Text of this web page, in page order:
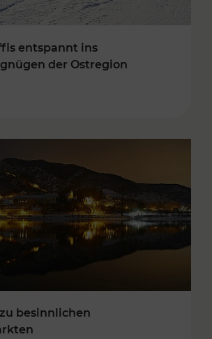
entspannt ins
der Ostregion
besinnlichen